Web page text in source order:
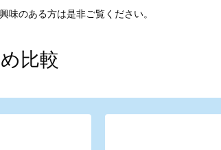
味のある方は是非ご覧ください。
比較